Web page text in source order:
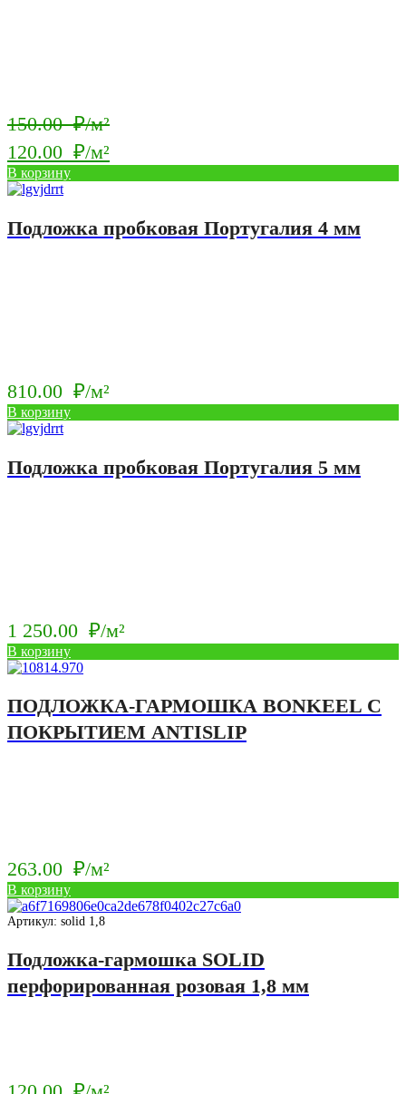
150.00₽/м²Первоначальная
составляла
м².
120.00 ₽/м²
Текущая
цена:
120.00
В корзину
Подложка пробковая Португалия 4 мм
810.00 ₽/м²
В корзину
Подложка пробковая Португалия 5 мм
1 250.00 ₽/м²
В корзину
ПОДЛОЖКА-ГАРМОШКА BONKEEL С
ПОКРЫТИЕМ ANTISLIP
263.00 ₽/м²
В корзину
Артикул: solid 1,8
Подложка-гармошка SOLID
перфорированная розовая 1,8 мм